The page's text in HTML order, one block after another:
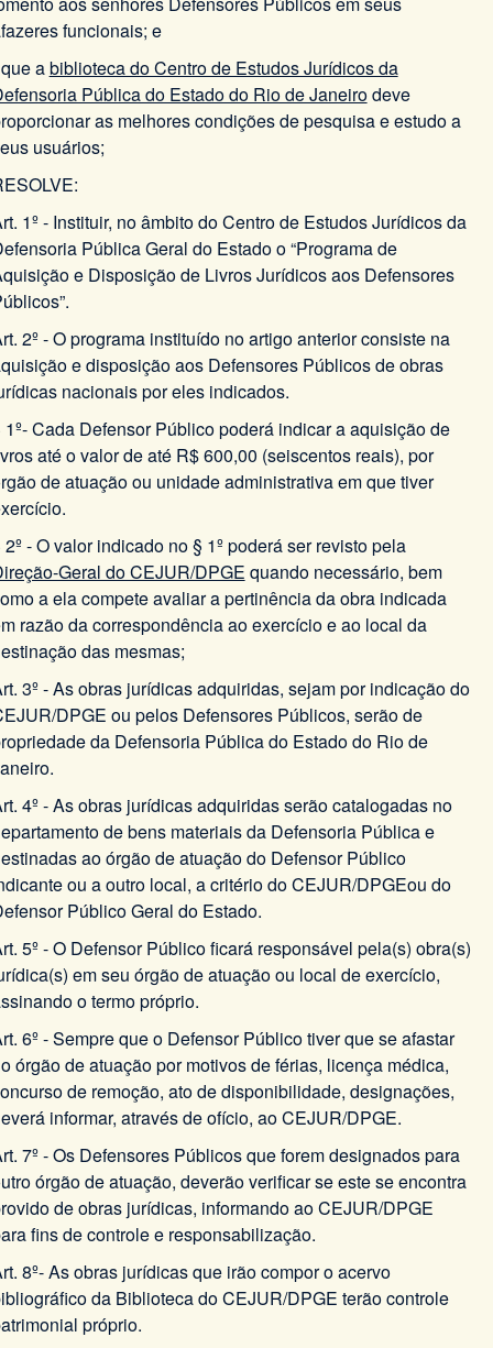
funcionais; e
abiblioteca do Centro de Estudos Jurídicos da
Pública do Estado do Rio de Janeirodeve
as melhores condições de pesquisa e estudo a
usuários;
1º - Instituir, no âmbito do Centro de Estudos Jurídicos da
Pública Geral do Estado o “Programa de
e Disposição de Livros Jurídicos aos Defensores
2º - O programa instituído no artigo anterior consiste na
e disposição aos Defensores Públicos de obras
nacionais por eles indicados.
1º- Cada Defensor Público poderá indicar a aquisição de
até o valor de até R$ 600,00 (seiscentos reais), por
de atuação ou unidade administrativa em que tiver
2º - O valor indicado no § 1º poderá ser revisto pela
Geral do CEJUR/DPGE quando necessário, bem
a ela compete avaliar a pertinência da obra indicada
razão da correspondência ao exercício e ao local da
das mesmas;
3º - As obras jurídicas adquiridas, sejam por indicação do
DPGE ou pelos Defensores Públicos, serão de
da Defensoria Pública do Estado do Rio de
4º - As obras jurídicas adquiridas serão catalogadas no
de bens materiais da Defensoria Pública e
ao órgão de atuação do Defensor Público
ou a outro local, a critério do CEJUR/DPGEou do
Público Geral do Estado.
5º - O Defensor Público ficará responsável pela(s) obra(s)
em seu órgão de atuação ou local de exercício,
o termo próprio.
6º - Sempre que o Defensor Público tiver que se afastar
órgão de atuação por motivos de férias, licença médica,
de remoção, ato de disponibilidade, designações,
informar, através de ofício, ao CEJUR/DPGE.
7º - Os Defensores Públicos que forem designados para
órgão de atuação, deverão verificar se este se encontra
de obras jurídicas, informando ao CEJUR/DPGE
fins de controle e responsabilização.
8º- As obras jurídicas que irão compor o acervo
da Biblioteca do CEJUR/DPGE terão controle
próprio.